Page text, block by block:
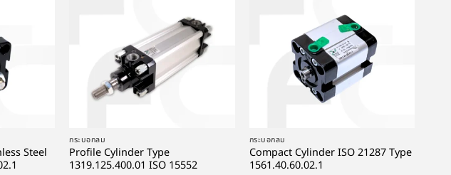
Steel
กระบอกลม
Profile Cylinder Type
1319.125.400.01 ISO 15552
กระบอกลม
Compact Cylinder ISO 21287 Type
1561.40.60.02.1